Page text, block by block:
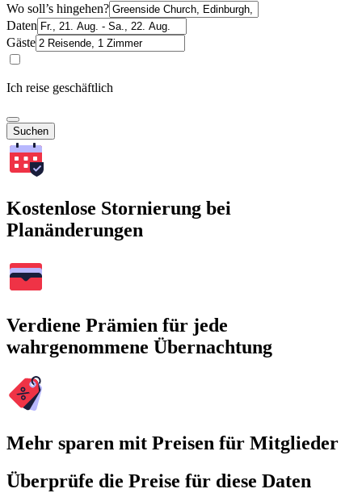
Wo soll’s hingehen?
Daten
Gäste
Ich reise geschäftlich
Suchen
Kostenlose Stornierung bei
Planänderungen
Verdiene Prämien für jede
wahrgenommene Übernachtung
Mehr sparen mit Preisen für Mitglieder
Überprüfe die Preise für diese Daten